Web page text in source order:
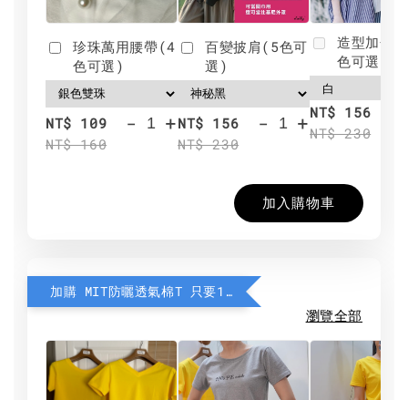
珍珠萬用腰帶(4
色可選)
NT$ 109
NT$ 160
- +
百變披肩(5色可
選)
NT$ 156
NT$ 230
- +
造型加分
色可選)
NT$ 156
NT$ 230
加入購物車
加購 MIT防曬透氣棉T 只要190元
瀏覽全部